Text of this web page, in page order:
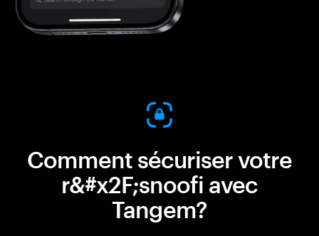
Comment sécuriser votre
r&#x2F;snoofi avec
Tangem?